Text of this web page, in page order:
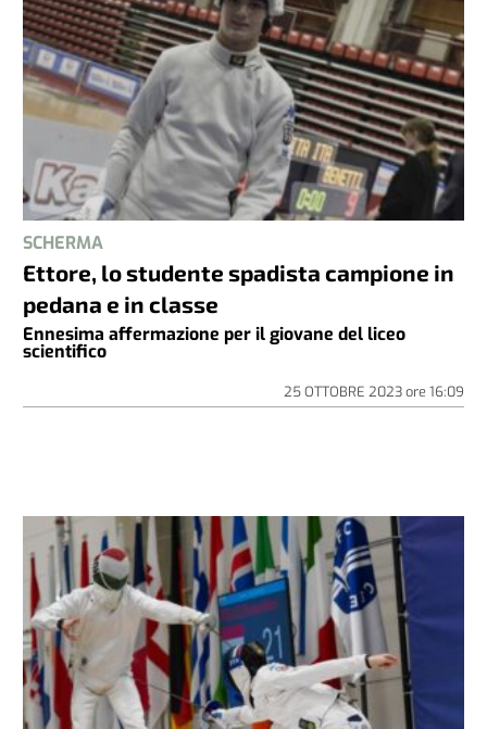
SCHERMA
Ettore, lo studente spadista campione in
pedana e in classe
Ennesima affermazione per il giovane del liceo
scientifico
25 OTTOBRE 2023ore 16:09